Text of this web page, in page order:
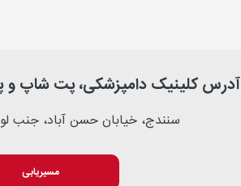
آدرس کلینیک دامپزشکی، پت شاپ و
سنندج، خیابان حسن آباد، جنب
مسیریابی